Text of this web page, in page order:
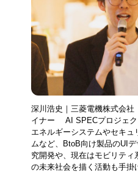
深川浩史｜三菱電機株式会
イナー AI SPECプロジェク
エネルギーシステムやセキ
ムなど、BtoB向け製品のUI
究開発や、現在はモビリテ
の未来社会を描く活動も手掛